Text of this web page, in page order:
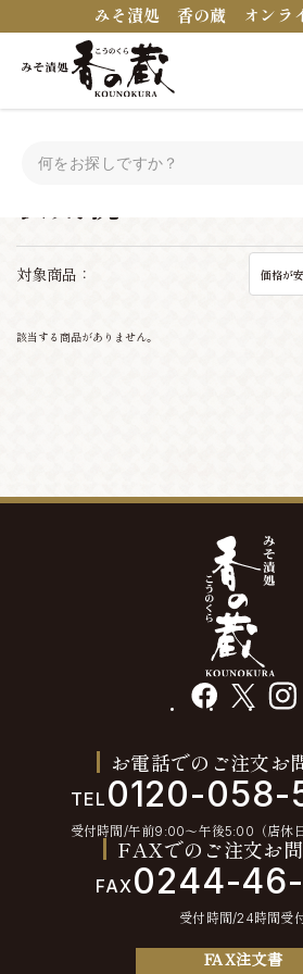
みそ漬処 香の蔵 オンラ
対象商品： 価格が
該当する商品がありません。
facebook
お電話でのご注文お
TEL 0120-058-
受付時間/午前9:00〜午後5:00（店休日
FAXでのご注文お
FAX0244-
受付時間/24時間受
FAX注文書